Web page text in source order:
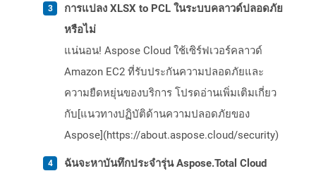
การแปลง XLSX to PCL ในระบบคลาวด์ปลอดภัย
หรือไม่
แน่นอน! Aspose Cloud ใช้เซิร์ฟเวอร์คลาวด์
Amazon EC2 ที่รับประกันความปลอดภัยและ
ความยืดหยุ่นของบริการ โปรดอ่านเพิ่มเติมเกี่ยว
กับ[แนวทางปฏิบัติด้านความปลอดภัยของ
Aspose](https://about.aspose.cloud/security)
ฉันจะหาบันทึกประจำรุ่น Aspose.Total Cloud